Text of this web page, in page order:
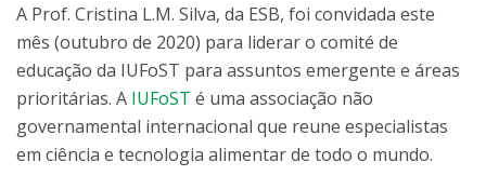
A Prof. Cristina L.M. Silva, da ESB, foi convidada este
mês (outubro de 2020) para liderar o comité de
educação da IUFoST para assuntos emergente e áreas
prioritárias. A IUFoST é uma associação não
governamental internacional que reune especialistas
em ciência e tecnologia alimentar de todo o mundo.